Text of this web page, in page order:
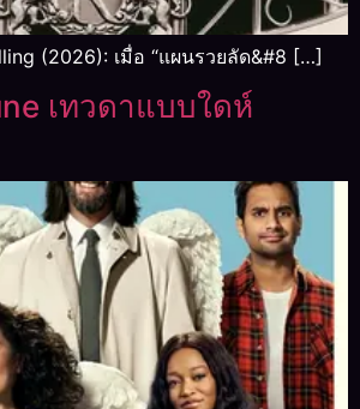
(2026): เมื่อ “แผนรวยลัด&#8 […]
เทวดาแบบใดห์